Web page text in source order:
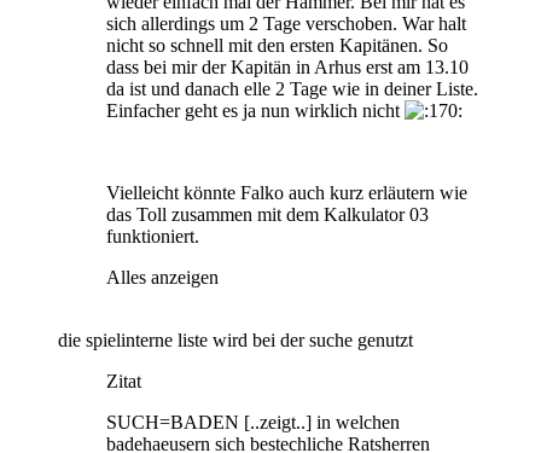
sich allerdings um 2 Tage verschoben. War halt
nicht so schnell mit den ersten Kapitänen. So
dass bei mir der Kapitän in Arhus erst am 13.10
da ist und danach elle 2 Tage wie in deiner Liste.
Einfacher geht es ja nun wirklich nicht
Vielleicht könnte Falko auch kurz erläutern wie
das Toll zusammen mit dem Kalkulator 03
funktioniert.
Alles anzeigen
die spielinterne liste wird bei der suche genutzt
Zitat
SUCH=BADEN [..zeigt..] in welchen
badehaeusern sich bestechliche Ratsherren